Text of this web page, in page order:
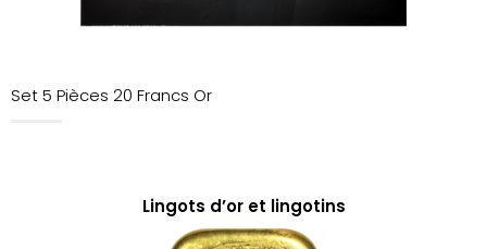
Set 5 Pièces 20 Francs Or
Lingots d’or et lingotins